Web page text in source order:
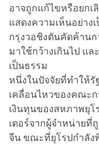
อาจถูกแก้ไขหรือยกเ
แสดงความเห็นอย่า
กรุงวอชิงตันคัดค้าน
มาใช้กว้างเกินไป แ
เป็นธรรม
หนึ่งในปัจจัยที่ทำให้
เคลื่อนไหวของคณะก
เงินทุนของสหภาพยุโ
เตอร์จากผู้จำหน่ายที่
จีน ขณะที่ยุโรปกำลัง